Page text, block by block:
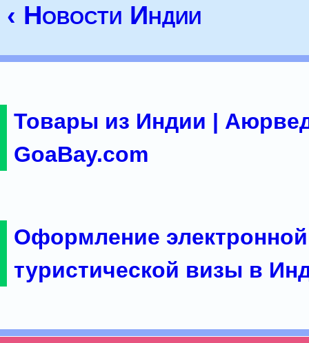
‹ Новости Индии
Товары из Индии |
GoaBay.com
Оформление электронной
туристической визы в